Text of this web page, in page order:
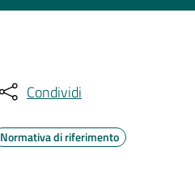
Condividi
Normativa di riferimento